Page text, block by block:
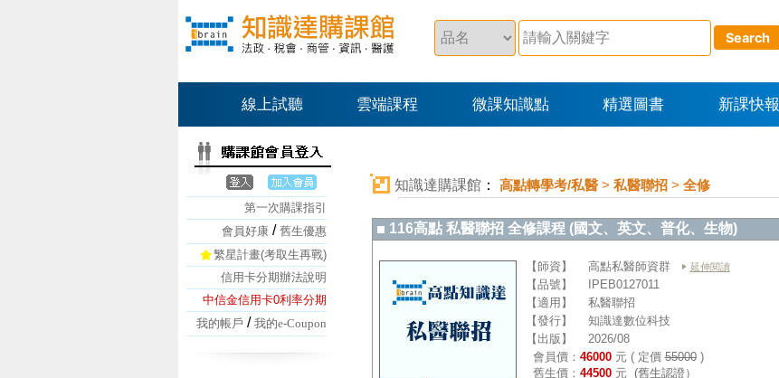
線上試聽 雲端課程 微課知識點 精選圖書 新課快報
第一次購課指引
會員好康 / 舊生優惠
繁星計畫(考取生再戰)
信用卡分期辦法說明
中信金信用卡0利率分期
我的帳戶 / 我的e-Coupon
知識達購課館： 高點轉學考/私醫 > 私醫聯招 > 全修
116高點 私醫聯招 全修課程 (國文、英文、普化、生物)
【師資】 高點私醫師資群 延伸閱讀
【品號】
IPEB0127011
【適用】
私醫聯招
【發行】
知識達數位科技
【出版】
2026/08
會員價： 46000元 ( 定價55000)
舊生價： 44500元 (舊生認證）